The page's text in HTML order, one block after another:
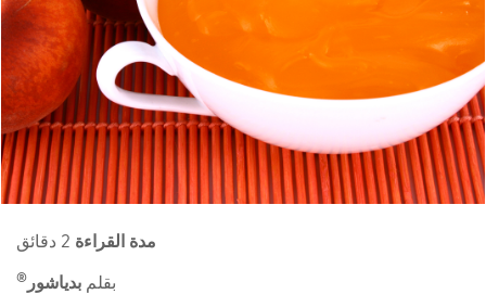
مدة القراءة
بقلم بدياشور ®